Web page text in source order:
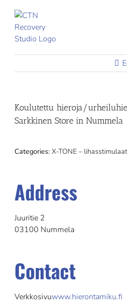
content
Koulutettu hieroja/
Sarkkinen Store in Nummela
Categories: X-TONE –
Address
Juuritie 2
03100 Nummela
Contact
Verkkosivuwww.hierontamiku.fi